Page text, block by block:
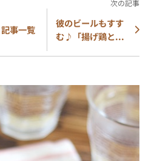
記事一覧
彼のビールもすす
む♪「揚げ鶏と...